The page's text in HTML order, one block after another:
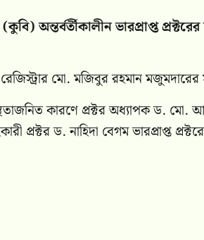
(কুবি) অন্তর্বর্তীকালীন ভারপ্রাপ্ত
মো. মজিবুর রহমান
কারণে প্রক্টর অধ্যাপক ড. মো.
প্রক্টর ড. নাহিদা বেগম ভারপ্রাপ্ত